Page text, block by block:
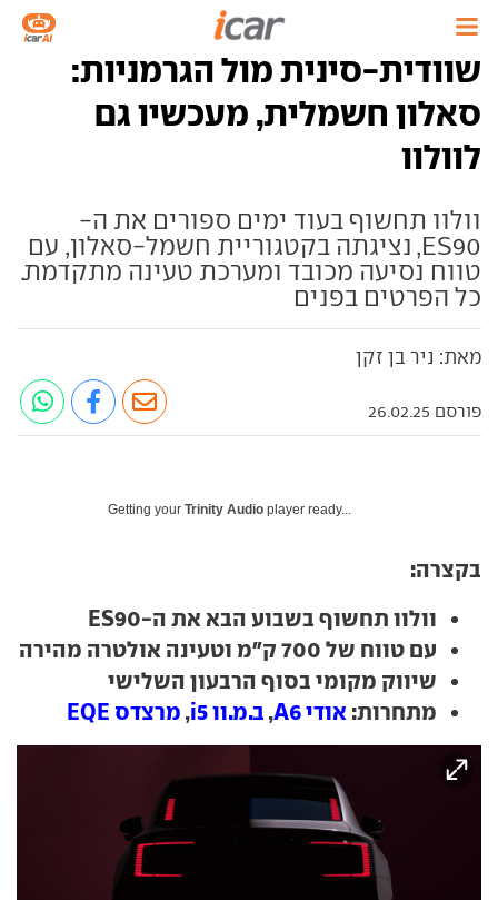
שוודית-סינית מול הגרמניות:
סאלון חשמלית, מעכשיו גם
לוולוו
וולוו תחשוף בעוד ימים ספורים את ה-
ES90, נציגתה בקטגוריית חשמל-סאלון, עם
טווח נסיעה מכובד ומערכת טעינה מתקדמת.
כל הפרטים בפנים
מאת: ניר בן זקן
פורסם 26.02.25
Getting your Trinity Audio player ready...
בקצרה:
וולוו תחשוף בשבוע הבא את ה-ES90
עם טווח של 700 ק"מ וטעינה אולטרה מהירה
שיווק מקומי בסוף הרבעון השלישי
מתחרות: אודי A6 , ב.מ.וו i5 , מרצדס EQE